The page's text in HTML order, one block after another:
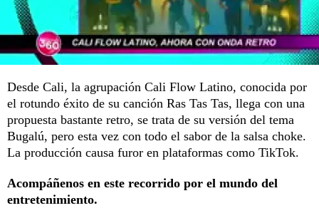
Desde Cali, la agrupación Cali Flow Latino, conocida por
el rotundo éxito de su canción Ras Tas Tas, llega con una
propuesta bastante retro, se trata de su versión del tema
Bugalú, pero esta vez con todo el sabor de la salsa choke.
La producción causa furor en plataformas como TikTok.
Acompáñenos en este recorrido por el mundo del
entretenimiento.